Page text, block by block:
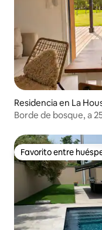
Residencia en La
Borde de bosque, a
Favorito entre
Favorito entre